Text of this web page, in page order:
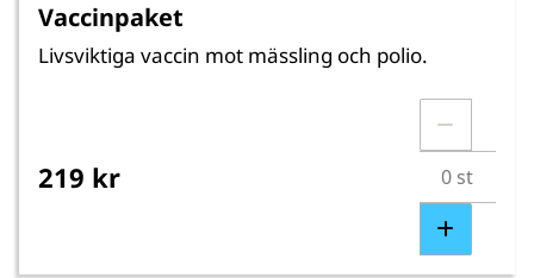
Vaccinpaket
Livsviktiga vaccin mot mässling och polio.
219 kr